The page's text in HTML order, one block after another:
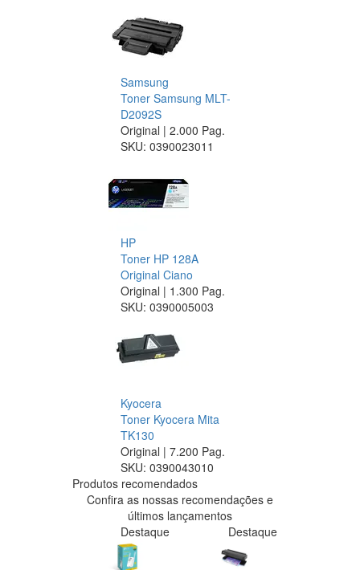
Samsung
Toner Samsung MLT-
D2092S
Original | 2.000 Pag.
SKU: 0390023011
HP
Toner HP 128A
Original Ciano
Original | 1.300 Pag.
SKU: 0390005003
Kyocera
Toner Kyocera Mita
TK130
Original | 7.200 Pag.
SKU: 0390043010
Produtos recomendados
Confira as nossas recomendações e
últimos lançamentos
Destaque
Destaque